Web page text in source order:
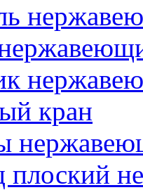
кран
плоский